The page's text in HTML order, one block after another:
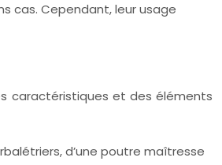
cas. Cependant, leur usage
caractéristiques et des éléments
d’une poutre maîtresse